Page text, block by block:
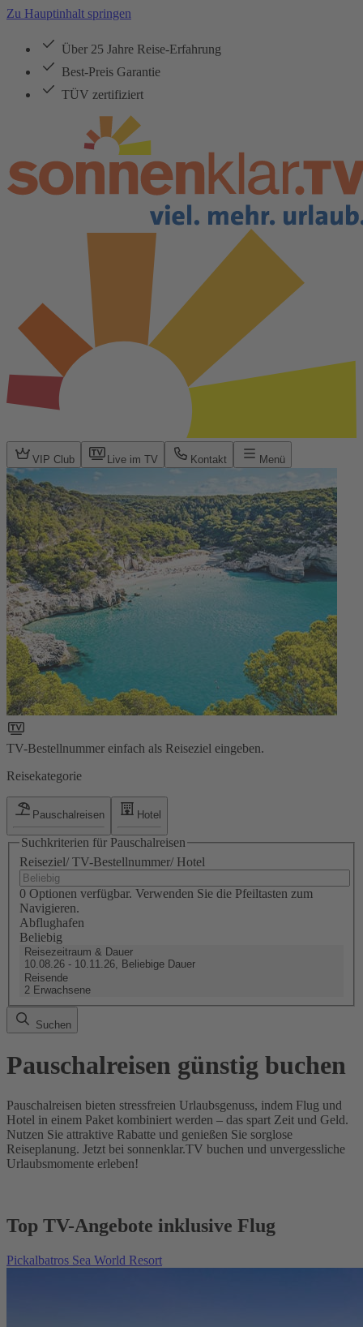
Zu Hauptinhalt springen
Über 25 Jahre Reise-Erfahrung
Best-Preis Garantie
TÜV zertifiziert
VIP Club Live im TV Kontakt Menü
TV-Bestellnummer einfach als Reiseziel eingeben.
Reisekategorie
Pauschalreisen Hotel
Suchkriterien für Pauschalreisen
Reiseziel/ TV-Bestellnummer/ Hotel
0 Optionen verfügbar. Verwenden Sie die Pfeiltasten zum
Navigieren.
Abflughafen
Beliebig
Reisezeitraum & Dauer
10.08.26 - 10.11.26, Beliebige Dauer
Reisende
2 Erwachsene
Suchen
Pauschalreisen günstig buchen
Pauschalreisen bieten stressfreien Urlaubsgenuss, indem Flug und
Hotel in einem Paket kombiniert werden – das spart Zeit und Geld.
Nutzen Sie attraktive Rabatte und genießen Sie sorglose
Reiseplanung. Jetzt bei sonnenklar.TV buchen und unvergessliche
Urlaubsmomente erleben!
Top TV-Angebote inklusive Flug
Pickalbatros Sea World Resort